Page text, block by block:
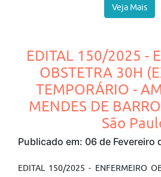
Veja Mais
EDITAL 150/2025 -
OBSTETRA 30H
TEMPORÁRIO -
MENDES DE
São
Publicado em: 06 de Fevereiro
EDITAL 150/2025 - ENFERMEIRO